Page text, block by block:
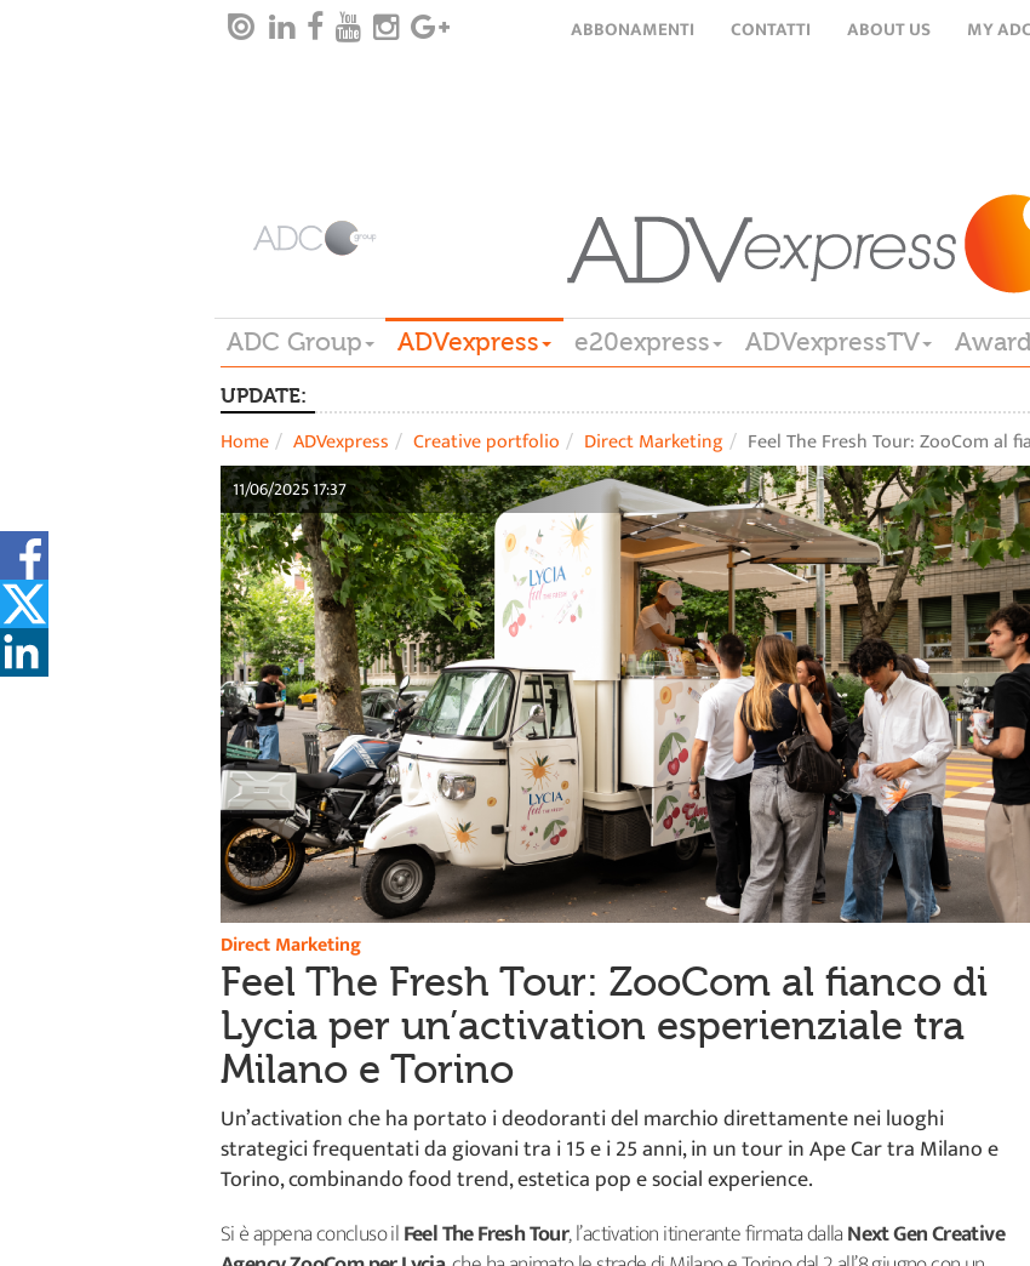
ABBONAMENTI CONTATTI ABOUT US MY ADC
ADC Group ADVexpress e20express ADVexpressTV
UPDATE:
Home ADVexpress Creative portfolio Direct Marketing Feel The Fresh Tour: ZooCom al
11/06/2025 17:37
Direct Marketing
Feel The Fresh Tour: ZooCom al fianco di
Lycia per un’activation esperienziale tra
Milano e Torino
Un’activation che ha portato i deodoranti del marchio direttamente nei luoghi
strategici frequentati da giovani tra i 15 e i 25 anni, in un tour in Ape Car tra Milano e
Torino, combinando food trend, estetica pop e social experience.
Si è appena concluso ilFeel The Fresh Tour, l’activation itinerante firmata dallaNext Gen Creative